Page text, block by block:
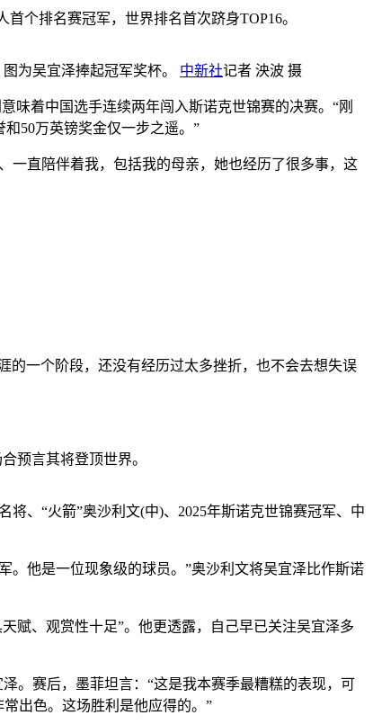
个排名赛冠军，世界排名首次跻身TOP16。
为吴宜泽捧起冠军奖杯。 中新社记者 泱波 摄
着中国选手连续两年闯入斯诺克世锦赛的决赛。“刚
50万英镑奖金仅一步之遥。”
直陪伴着我，包括我的母亲，她也经历了很多事，这
一个阶段，还没有经历过太多挫折，也不会去想失误
预言其将登顶世界。
将、“火箭”奥沙利文(中)、2025年斯诺克世锦赛冠军、中
他是一位现象级的球员。”奥沙利文将吴宜泽比作斯诺
、观赏性十足”。他更透露，自己早已关注吴宜泽多
。赛后，墨菲坦言：“这是我本赛季最糟糕的表现，可
出色。这场胜利是他应得的。”